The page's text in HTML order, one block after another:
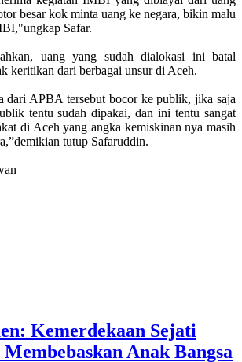
besar kok minta uang ke negara, bikin malu
Safar.
uang yang sudah dialokasi ini batal
keritikan dari berbagai unsur di Aceh.
dari APBA tersebut bocor ke publik, jika saja
tentu sudah dipakai, dan ini tentu sangat
di Aceh yang angka kemiskinan nya masih
tutup Safaruddin.
Kemerdekaan Sejati
Anak Bangsa